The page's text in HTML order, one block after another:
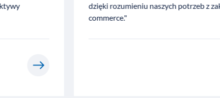
dzięki rozumieniu naszych potrzeb z zakresu e-